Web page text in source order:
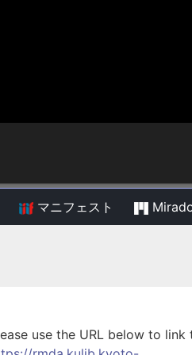
マニフェスト
use the URL below to link